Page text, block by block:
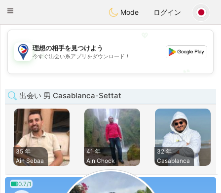
PhilippinesChat
Toggle
Mode ログイン
💖
💕
理想の相手を見つけよう
今すぐ出会い系アプリをダウンロード！
出会い 男 Casablanca-Settat
35 年
Ain Sebaa
41 年
Ain Chock
32 年
Casablanca
0.7/1